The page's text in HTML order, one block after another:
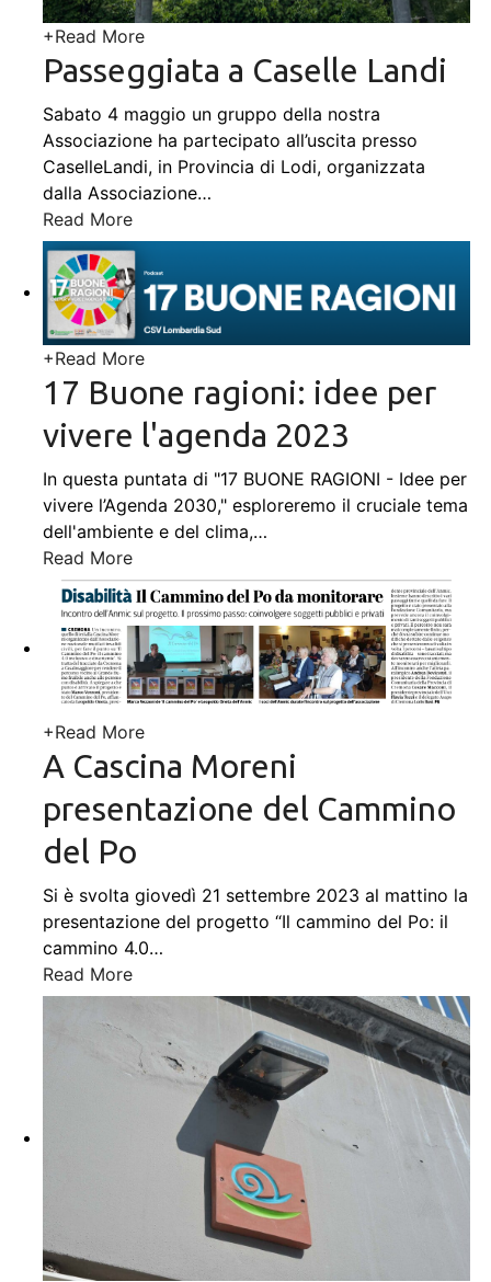
+Read More
Passeggiata a Caselle Landi
Sabato 4 maggio un gruppo della nostra
Associazione ha partecipato all’uscita presso
CaselleLandi, in Provincia di Lodi, organizzata
dalla Associazione…
Read More
+Read More
17 Buone ragioni: idee per
vivere l'agenda 2023
In questa puntata di "17 BUONE RAGIONI - Idee per
vivere l’Agenda 2030," esploreremo il cruciale tema
dell'ambiente e del clima,…
Read More
+Read More
A Cascina Moreni
presentazione del Cammino
del Po
Si è svolta giovedì 21 settembre 2023 al mattino la
presentazione del progetto “Il cammino del Po: il
cammino 4.0…
Read More